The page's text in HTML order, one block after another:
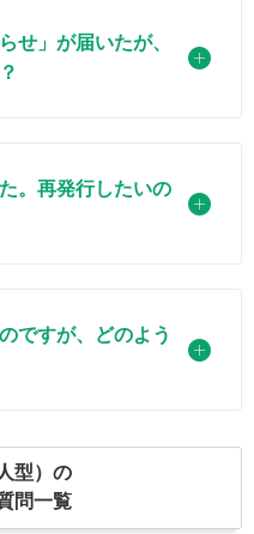
せ」が届いたが、
。再発行したいの
ですが、どのよう
型）の
問一覧